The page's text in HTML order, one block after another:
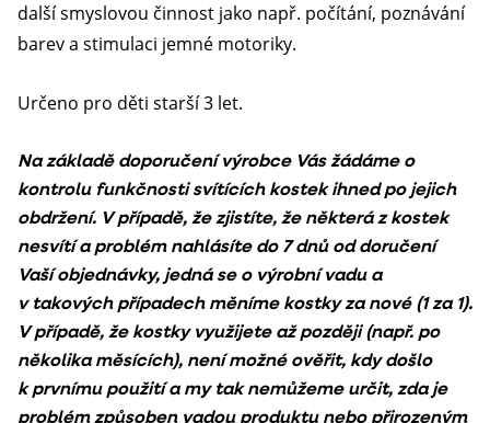
další smyslovou činnost jako např. počítání, poznávání
barev a stimulaci jemné motoriky.
Určeno pro děti starší 3 let.
Na základě doporučení výrobce Vás žádáme o
kontrolu funkčnosti svítících kostek ihned po jejich
obdržení. V případě, že zjistíte, že některá z kostek
nesvítí a problém nahlásíte do 7 dnů od doručení
Vaší objednávky, jedná se o výrobní vadu a
v takových případech měníme kostky za nové (1 za 1).
V případě, že kostky využijete až později (např. po
několika měsících), není možné ověřit, kdy došlo
k prvnímu použití a my tak nemůžeme určit, zda je
problém způsoben vadou produktu nebo přirozeným